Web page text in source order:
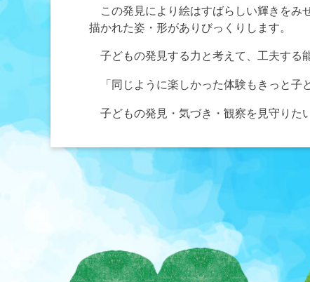
この発見により絵はすばらしい輝きを
描かれた姿・形がありびっくりします。
子どもの発見する力と考えて、工夫する
「同じように楽しかった体験 もきっと子
子どもの発見・気づき・観察を見守りた